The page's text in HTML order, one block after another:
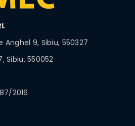
Anghel 9, Sibiu, 550327
Sibiu, 550052
2016